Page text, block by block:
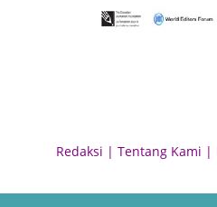
Redaksi | Tentang Kami |